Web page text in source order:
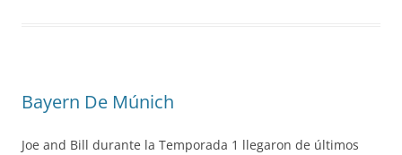
Bayern De Múnich
Joe and Bill durante la Temporada 1 llegaron de últimos